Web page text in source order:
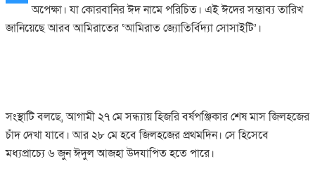
অপেক্ষা। যা কোরবানির ঈদ নামে পরিচিত। এই ঈদের সম্ভাব্য তারিখ
জানিয়েছে আরব আমিরাতের ‘আমিরাত জ্যোতির্বিদ্যা সোসাইটি’।
সংস্থাটি বলছে, আগামী ২৭ মে সন্ধ্যায় হিজরি বর্ষপঞ্জিকার শেষ মাস জিলহজের
চাঁদ দেখা যাবে। আর ২৮ মে হবে জিলহজের প্রথমদিন। সে হিসেবে
মধ্যপ্রাচ্যে ৬ জুন ঈদুল আজহা উদযাপিত হতে পারে।